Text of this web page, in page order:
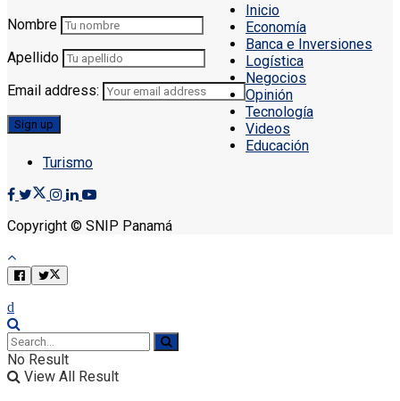
Nombre
Apellido
Email address:
Inicio
Economía
Banca e Inversiones
Logística
Negocios
Opinión
Tecnología
Videos
Educación
Turismo
Copyright © SNIP Panamá
No Result
View All Result